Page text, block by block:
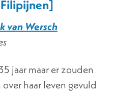
van Wersch
jaar maar er zouden
haar leven gevuld